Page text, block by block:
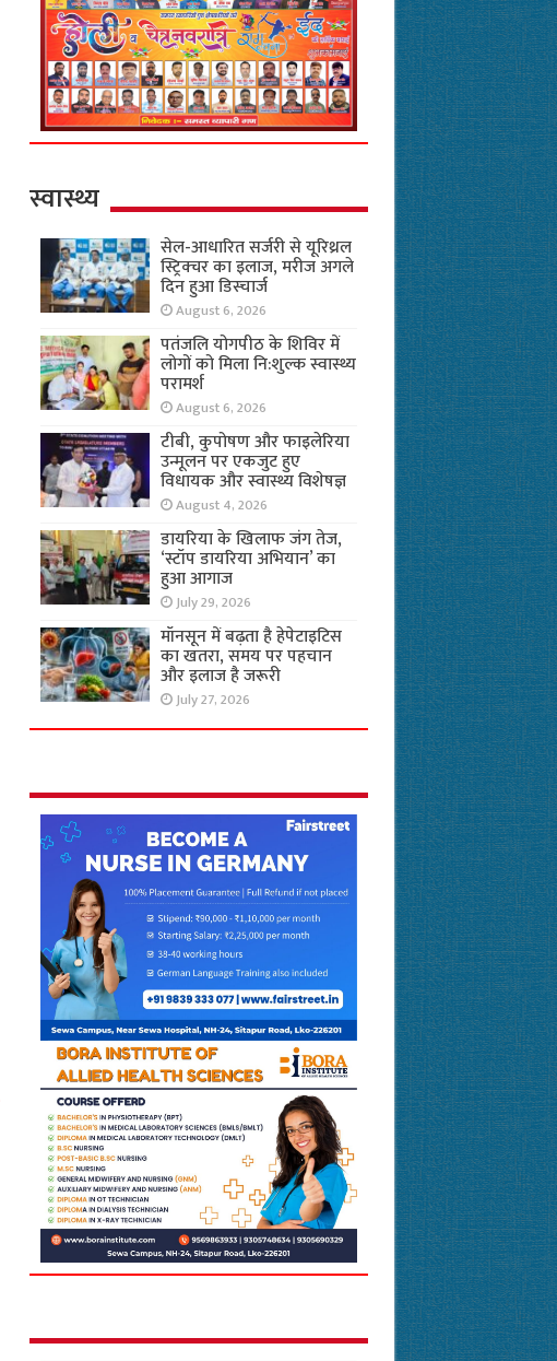
स्वास्थ्य
सेल-आधारित सर्जरी से यूरिथ्रल
स्ट्रिक्चर का इलाज, मरीज अगले
दिन हुआ डिस्चार्ज
August 6, 2026
पतंजलि योगपीठ के शिविर में
लोगों को मिला नि:शुल्क स्वास्थ्य
परामर्श
August 6, 2026
टीबी, कुपोषण और फाइलेरिया
उन्मूलन पर एकजुट हुए
विधायक और स्वास्थ्य विशेषज्ञ
August 4, 2026
डायरिया के खिलाफ जंग तेज,
‘स्टॉप डायरिया अभियान’ का
हुआ आगाज
July 29, 2026
मॉनसून में बढ़ता है हेपेटाइटिस
का खतरा, समय पर पहचान
और इलाज है जरूरी
July 27, 2026